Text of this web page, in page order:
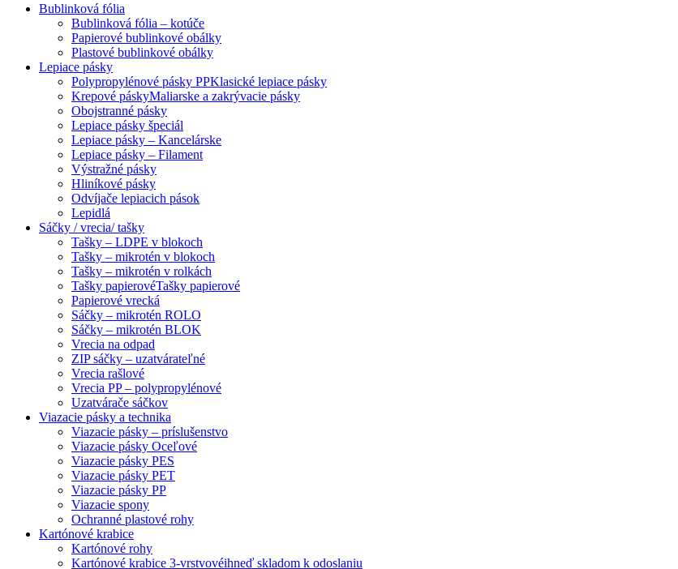
Bublinková fólia
Bublinková fólia – kotúče
Papierové bublinkové obálky
Plastové bublinkové obálky
Lepiace pásky
Polypropylénové pásky PPKlasické lepiace pásky
Krepové páskyMaliarske a zakrývacie pásky
Obojstranné pásky
Lepiace pásky špeciál
Lepiace pásky – Kancelárske
Lepiace pásky – Filament
Výstražné pásky
Hliníkové pásky
Odvíjače lepiacich pások
Lepidlá
Sáčky / vrecia/ tašky
Tašky – LDPE v blokoch
Tašky – mikrotén v blokoch
Tašky – mikrotén v rolkách
Tašky papierovéTašky papierové
Papierové vrecká
Sáčky – mikrotén ROLO
Sáčky – mikrotén BLOK
Vrecia na odpad
ZIP sáčky – uzatvárateľné
Vrecia rašlové
Vrecia PP – polypropylénové
Uzatvárače sáčkov
Viazacie pásky a technika
Viazacie pásky – príslušenstvo
Viazacie pásky Oceľové
Viazacie pásky PES
Viazacie pásky PET
Viazacie pásky PP
Viazacie spony
Ochranné plastové rohy
Kartónové krabice
Kartónové rohy
Kartónové krabice 3-vrstvovéihneď skladom k odoslaniu